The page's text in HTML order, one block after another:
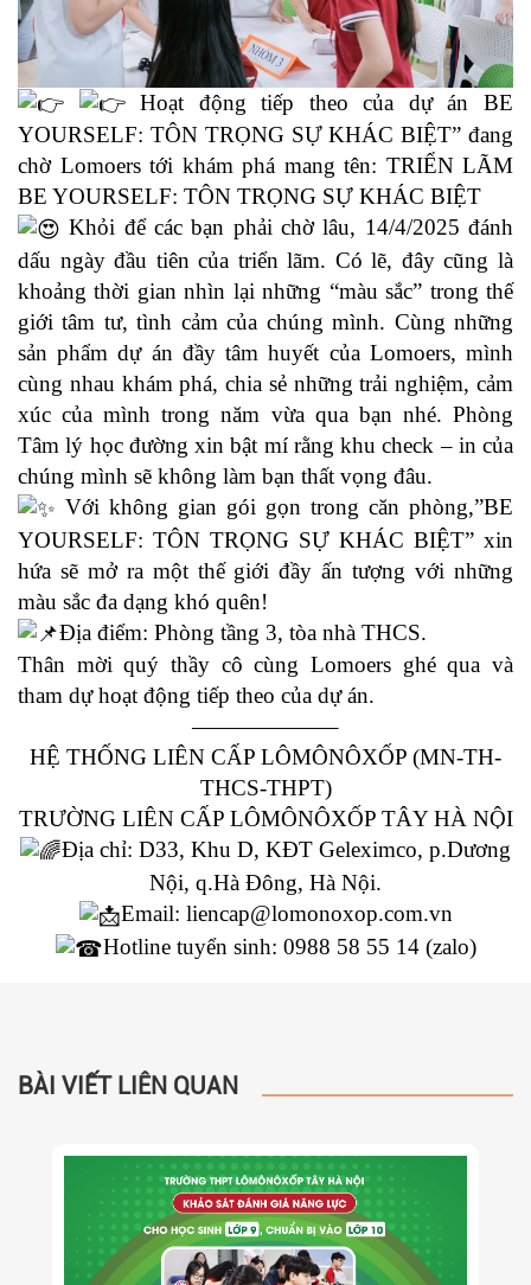
Hoạt động tiếp theo của dự án BE
YOURSELF: TÔN TRỌNG SỰ KHÁC BIỆT” đang
chờ Lomoers tới khám phá mang tên: TRIỂN LÃM
BE YOURSELF: TÔN TRỌNG SỰ KHÁC BIỆT
Khỏi để các bạn phải chờ lâu, 14/4/2025 đánh
dấu ngày đầu tiên của triển lãm. Có lẽ, đây cũng là
khoảng thời gian nhìn lại những “màu sắc” trong thế
giới tâm tư, tình cảm của chúng mình. Cùng những
sản phẩm dự án đầy tâm huyết của Lomoers, mình
cùng nhau khám phá, chia sẻ những trải nghiệm, cảm
xúc của mình trong năm vừa qua bạn nhé. Phòng
Tâm lý học đường xin bật mí rằng khu check – in của
chúng mình sẽ không làm bạn thất vọng đâu.
Với không gian gói gọn trong căn phòng,”BE
YOURSELF: TÔN TRỌNG SỰ KHÁC BIỆT” xin
hứa sẽ mở ra một thế giới đầy ấn tượng với những
màu sắc đa dạng khó quên!
Địa điểm: Phòng tầng 3, tòa nhà THCS.
Thân mời quý thầy cô cùng Lomoers ghé qua và
tham dự hoạt động tiếp theo của dự án.
——————–
HỆ THỐNG LIÊN CẤP LÔMÔNÔXỐP (MN-TH-
THCS-THPT)
TRƯỜNG LIÊN CẤP LÔMÔNÔXỐP TÂY HÀ NỘI
Địa chỉ: D33, Khu D, KĐT Geleximco, p.Dương
Nội, q.Hà Đông, Hà Nội.
Email: liencap@lomonoxop.com.vn
Hotline tuyển sinh: 0988 58 55 14 (zalo)
BÀI VIẾT LIÊN QUAN